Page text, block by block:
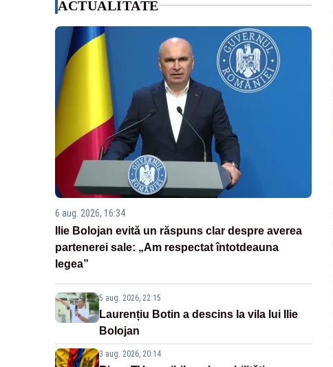
ACTUALITATE
6 aug. 2026, 16:34
Ilie Bolojan evită un răspuns clar despre averea
partenerei sale: „Am respectat întotdeauna
legea”
5 aug. 2026, 22:15
Laurențiu Botin a descins la vila lui Ilie
Bolojan
3 aug. 2026, 20:14